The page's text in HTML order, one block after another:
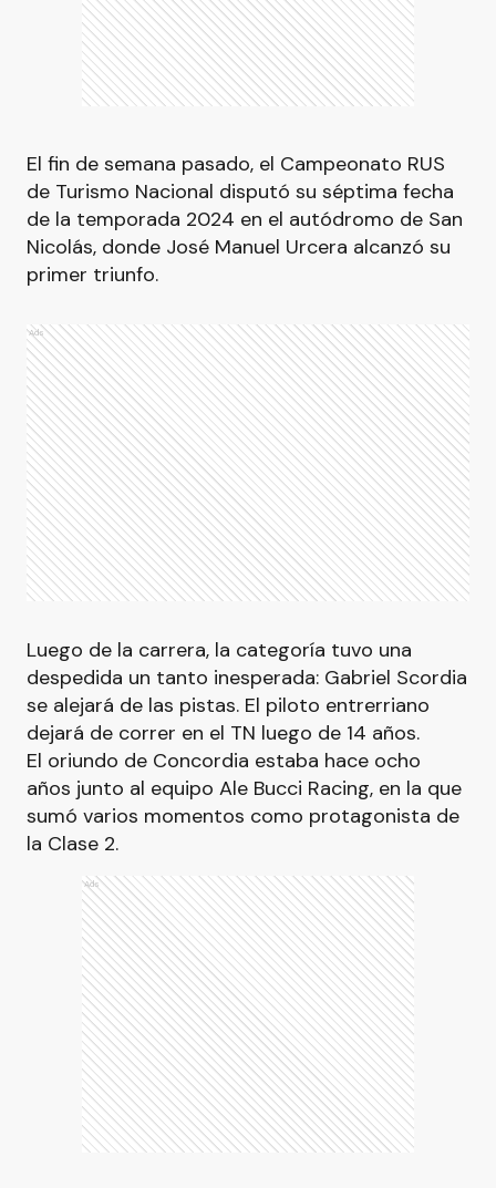
El fin de semana pasado, el Campeonato RUS
de Turismo Nacional disputó su séptima fecha
de la temporada 2024 en el autódromo de San
Nicolás, donde José Manuel Urcera alcanzó su
primer triunfo.
Ads
Luego de la carrera, la categoría tuvo una
despedida un tanto inesperada: Gabriel Scordia
se alejará de las pistas. El piloto entrerriano
dejará de correr en el TN luego de 14 años.
El oriundo de Concordia estaba hace ocho
años junto al equipo Ale Bucci Racing, en la que
sumó varios momentos como protagonista de
la Clase 2.
Ads